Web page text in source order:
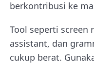
berkontribusi ke
Tool seperti screen
assistant, dan
cukup berat.